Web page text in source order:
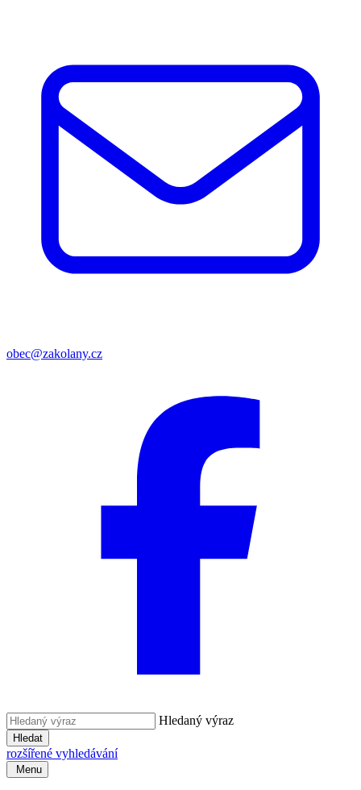
obec@zakolany.cz
Hledaný výraz
Hledat
rozšířené vyhledávání
Menu